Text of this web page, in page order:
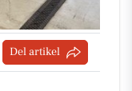
Del artikel